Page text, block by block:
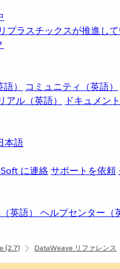
プラスチックスが推進し
）
コミュニティ（英語）
アル（英語）
ドキュメント
本語
に連絡サポートを依頼
英語） ヘルプセンター（
(2.7) DataWeave リファレンス